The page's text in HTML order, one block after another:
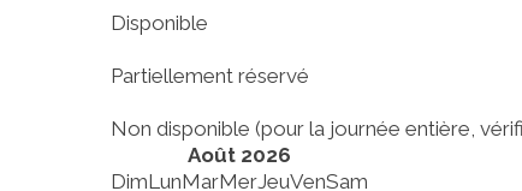
Disponible
Partiellement réservé
Non disponible (pour la journée entière,
Août 2026
DimLunMarMerJeuVenSam